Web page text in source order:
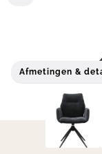
Afmetingen &